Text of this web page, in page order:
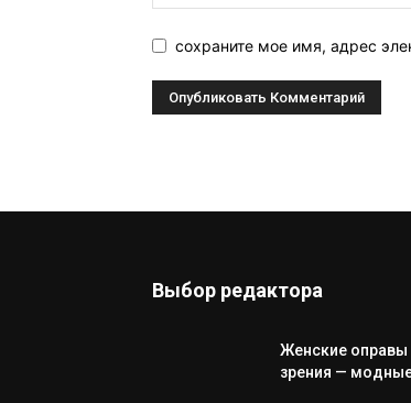
сохраните мое имя, адрес
Выбор редактора
Женские оправы
зрения —